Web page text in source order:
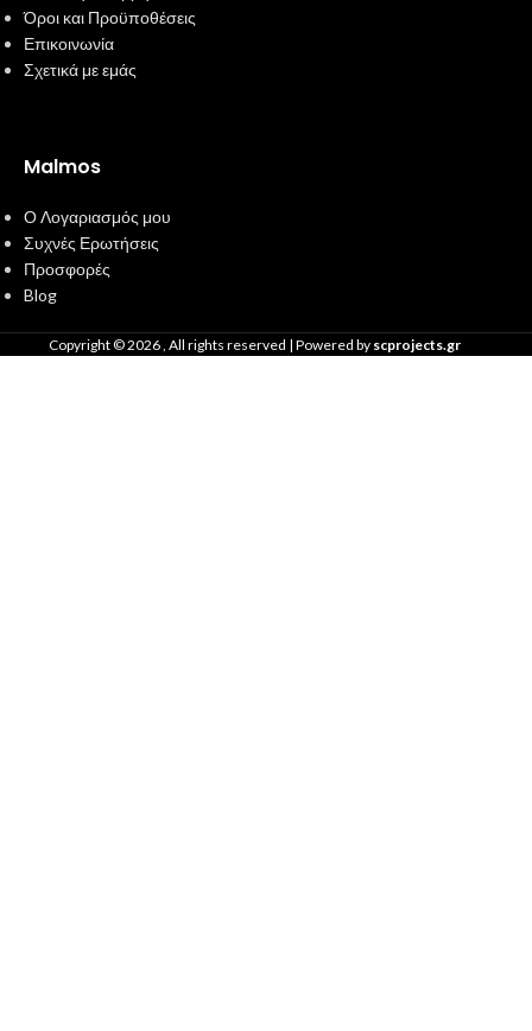
Όροι και Προϋποθέσεις
Επικοινωνία
Σχετικά με εμάς
Malmos
Ο Λογαριασμός μου
Συχνές Ερωτήσεις
Προσφορές
Blog
Copyright ©2026, All rights reserved | Powered by scprojects.gr